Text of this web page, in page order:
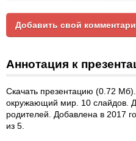
Добавить свой
Аннотация к
Скачать презентацию (0.72
окружающий мир. 10 слайдов.
родителей. Добавлена в 2017
из 5.